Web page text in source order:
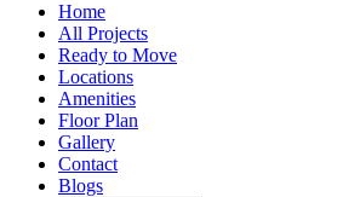
Home
All Projects
Ready to Move
Locations
Amenities
Floor Plan
Gallery
Contact
Blogs